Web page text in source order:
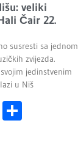
veliki
Čair 22.
susresti sa jednom
zvijezda.
jedinstvenim
u Niš
LinkedIn